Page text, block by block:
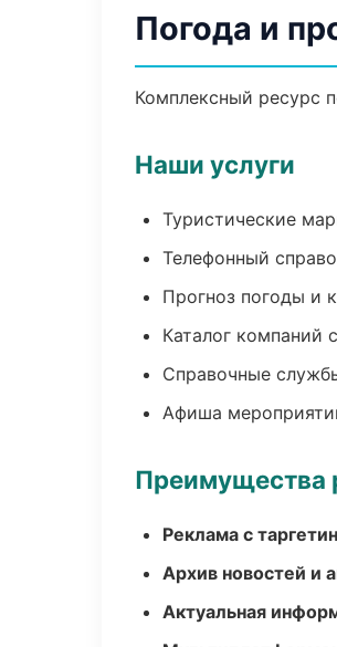
Погода и
Комплексный ресурс
Наши услуги
Туристические
Телефонный
Прогноз погоды и
Каталог компаний
Справочные
Афиша
Преимущества
Реклама с
Архив новостей и
Актуальная